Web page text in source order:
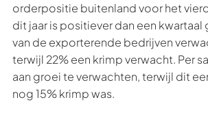
orderpositie buitenland voor het
dit jaar is positiever dan een kwartaal
van de exporterende bedrijven
terwijl 22% een krimp verwacht. Per
aan groei te verwachten, terwijl dit
nog 15% krimp was.